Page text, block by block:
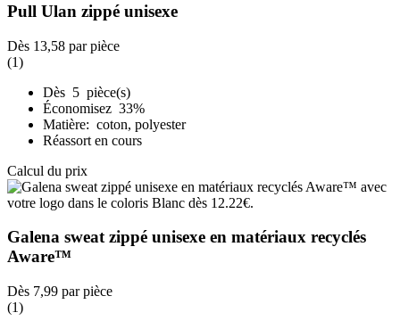
Pull Ulan zippé unisexe
Dès 13,58 par pièce
(1)
Dès 5 pièce(s)
Économisez 33%
Matière: coton, polyester
Réassort en cours
Calcul du prix
Galena sweat zippé unisexe en matériaux recyclés
Aware™
Dès 7,99 par pièce
(1)